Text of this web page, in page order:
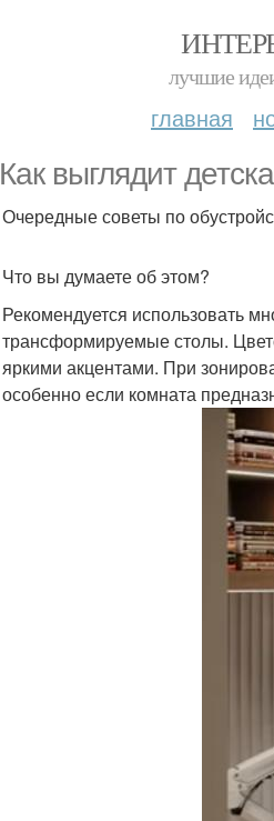
лучшие
главная
Как выглядит
Очередные советы по
Что вы думаете об этом?
Рекомендуется использовать
трансформируемые столы.
яркими акцентами. При
особенно если комната